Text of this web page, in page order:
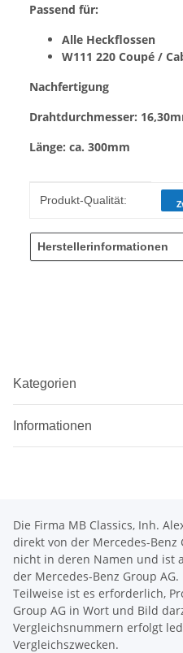
Passend für:
Alle Heckflossen
W111 220 Coupé /
Nachfertigung
Drahtdurchmesser:
Länge: ca. 300mm
Produkteigenschaft
Wert
Produkt-Qualität:
Herstellerinformationen
Kategorien
Informationen
Die Firma MB Classics, Inh.
direkt von der Mercedes-
nicht in deren Namen und ist
der Mercedes-Benz Group AG.
Teilweise ist es erforderlich,
Group AG in Wort und Bild
Vergleichsnummern erfolgt
Vergleichszwecken.